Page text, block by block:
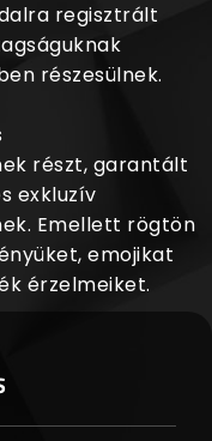
regisztrált
részesülnek.
részt, garantált
exkluzív
Emellett rögtön
emojikat
érzelmeiket.